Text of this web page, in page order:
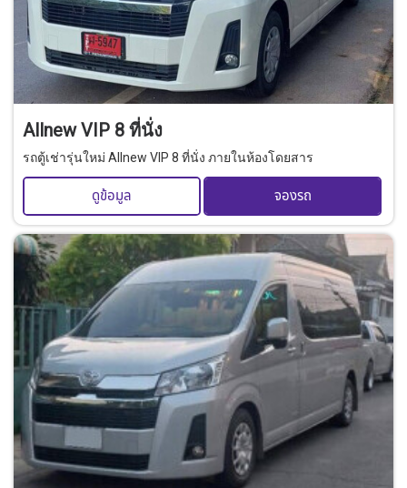
Allnew VIP 8 ที่นั่ง
รถตู้เช่ารุ่นใหม่ Allnew VIP 8 ที่นั่ง ภายในห้องโดยสาร
ดูข้อมูล จองรถ